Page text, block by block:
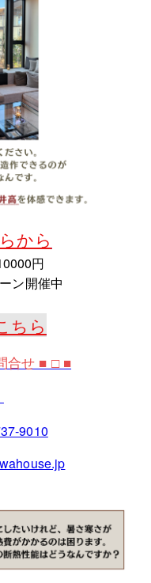
から
円
ン開催中
ちら
合せ ■ □ ■